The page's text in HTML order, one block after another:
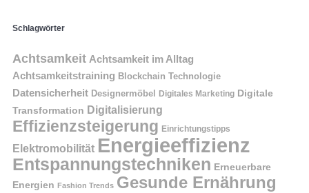
Schlagwörter
Achtsamkeit Achtsamkeit im Alltag
Achtsamkeitstraining Blockchain Technologie
Datensicherheit Designermöbel Digitales Marketing Digitale
Transformation Digitalisierung
Effizienzsteigerung Einrichtungstipps
Elektromobilität Energieeffizienz
Entspannungstechniken Erneuerbare
Energien Fashion Trends Gesunde Ernährung